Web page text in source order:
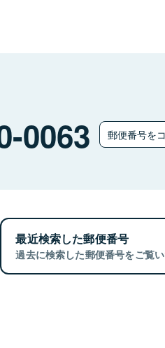
0063 郵便番号を
最近検索した郵便番号
過去に検索した郵便番号をご覧い